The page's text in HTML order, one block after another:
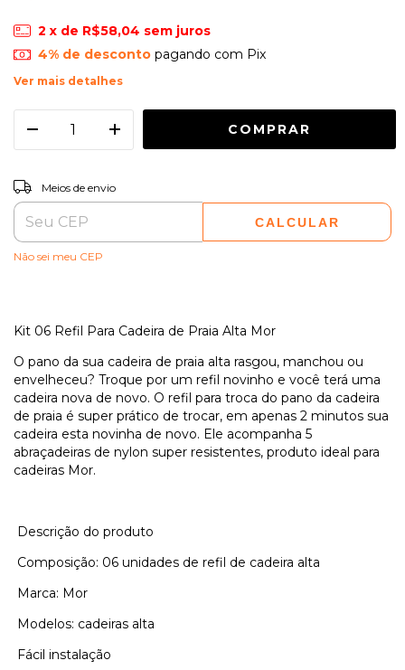
2 x de R$58,04 sem juros
4% de descontopagando com Pix
Ver mais detalhes
Entregas para o CEP:
Meios de envio
CALCULAR
Não sei meu CEP
Kit 06 Refil Para Cadeira de Praia Alta Mor
O pano da sua cadeira de praia alta rasgou, manchou ou
envelheceu? Troque por um refil novinho e você terá uma
cadeira nova de novo. O refil para troca do pano da cadeira
de praia é super prático de trocar, em apenas 2 minutos sua
cadeira esta novinha de novo. Ele acompanha 5
abraçadeiras de nylon super resistentes, produto ideal para
cadeiras Mor.
Descrição do produto
Composição: 06 unidades de refil de cadeira alta
Marca: Mor
Modelos: cadeiras alta
Fácil instalação